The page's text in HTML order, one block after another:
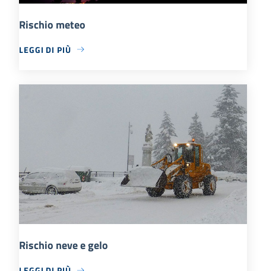
Rischio meteo
LEGGI DI PIÙ
Rischio neve e gelo